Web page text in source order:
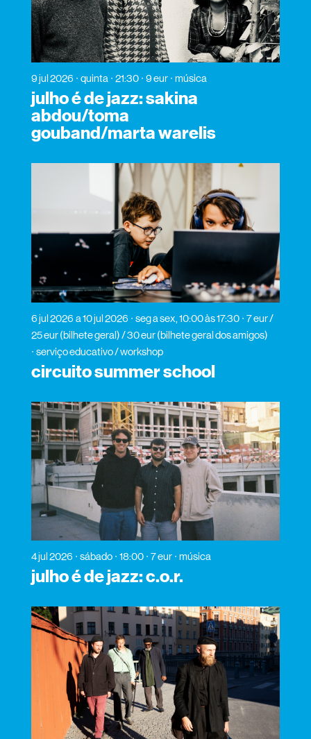
9 jul 2026 quinta 21:30 9 eur música
julho é de jazz: sakina
abdou/toma
gouband/marta warelis
6 jul 2026 a 10 jul 2026 seg a sex, 10:00 às 17:30
7 eur /
25 eur (bilhete geral) / 30 eur (bilhete geral dos amigos)
serviço educativo / workshop
circuito summer school
4 jul 2026 sábado 18:00 7 eur música
julho é de jazz: c.o.r.